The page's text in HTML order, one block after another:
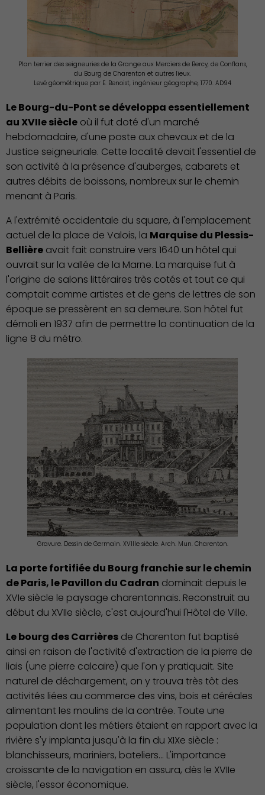
Famille
Plan terrier des seigneuries de la Grange aux Merciers de Bercy, de Conflans,
du Bourg de Charenton et autres lieux.
Levé géométrique par E. Benoist, ingénieur géographe, 1770. AD94
Le Bourg-du-Pont se développa essentiellement
au XVIIe siècle où il fut doté d'un marché
hebdomadaire, d'une poste aux chevaux et de la
Justice seigneuriale. Cette localité devait l'essentiel de
son activité à la présence d'auberges, cabarets et
autres débits de boissons, nombreux sur le chemin
menant à Paris.
A l'extrémité occidentale du square, à l'emplacement
actuel de la place de Valois, la Marquise du Plessis-
Bellière avait fait construire vers 1640 un hôtel qui
ouvrait sur la vallée de la Marne. La marquise fut à
l'origine de salons littéraires très cotés et tout ce qui
comptait comme artistes et de gens de lettres de son
époque se pressèrent en sa demeure. Son hôtel fut
démoli en 1937 afin de permettre la continuation de la
ligne 8 du métro.
Gravure. Dessin de Germain. XVIIIe siècle. Arch. Mun. Charenton.
La porte fortifiée du Bourg franchie sur le chemin
de Paris, le Pavillon du Cadran dominait depuis le
XVIe siècle le paysage charentonnais. Reconstruit au
début du XVIIe siècle, c'est aujourd'hui l'Hôtel de Ville.
Le bourg des Carrières de Charenton fut baptisé
ainsi en raison de l'activité d'extraction de la pierre de
liais (une pierre calcaire) que l'on y pratiquait. Site
naturel de déchargement, on y trouva très tôt des
activités liées au commerce des vins, bois et céréales
alimentant les moulins de la contrée. Toute une
population dont les métiers étaient en rapport avec la
rivière s'y implanta jusqu'à la fin du XIXe siècle :
blanchisseurs, mariniers, bateliers… L'importance
croissante de la navigation en assura, dès le XVIIe
siècle, l'essor économique.